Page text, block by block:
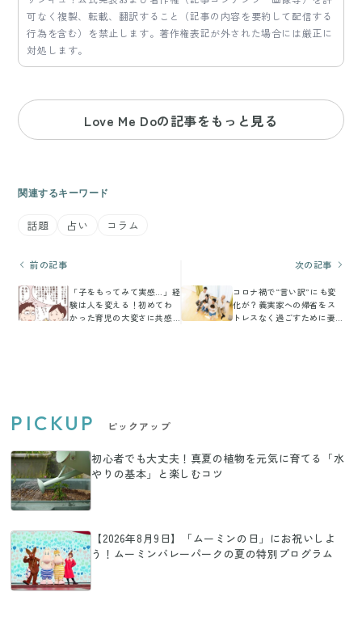
可なく複製、転載、翻訳すること（記事の内容を要約して配信する
行為を含む）を禁止します。著作権表記が外された場合には厳正に
対処します。
Love Me Doの記事をもっと見る
関連するキーワード
話題 占い コラム
前の記事
「子をもってみて実感…」経
験は人を変える！初めてわ
かった育児の大変さに共感
次の記事
コロナ禍で“言い訳”にも変
化が？義実家への帰省をス
トレスなく過ごすために妻
PICKUP ピックアップ
初心者でも大丈夫！真夏の植物を元気に育てる「水
やりの基本」と楽しむコツ
【2026年8月9日】「ムーミンの日」にお祝いしよ
う！ムーミンバレーパークの夏の特別プログラム